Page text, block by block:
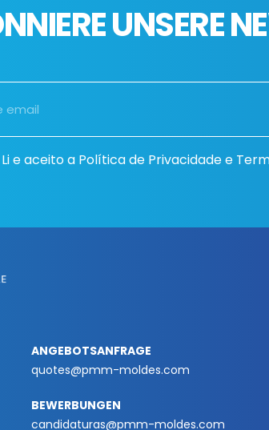
UNSERE
Li e aceito a Política de Privacidade e
ANGEBOTSANFRAGE
quotes@pmm-moldes.com
BEWERBUNGEN
candidaturas@pmm-moldes.com